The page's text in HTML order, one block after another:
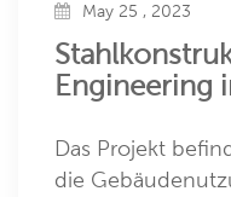
May 25 , 2023
Engineering
Das Projekt
die